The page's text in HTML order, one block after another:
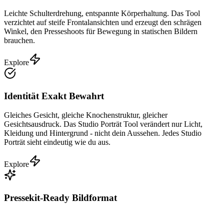
Leichte Schulterdrehung, entspannte Körperhaltung. Das Tool
verzichtet auf steife Frontalansichten und erzeugt den schrägen
Winkel, den Presseshoots für Bewegung in statischen Bildern
brauchen.
Explore
Identität Exakt Bewahrt
Gleiches Gesicht, gleiche Knochenstruktur, gleicher
Gesichtsausdruck. Das Studio Porträt Tool verändert nur Licht,
Kleidung und Hintergrund - nicht dein Aussehen. Jedes Studio
Porträt sieht eindeutig wie du aus.
Explore
Pressekit-Ready Bildformat